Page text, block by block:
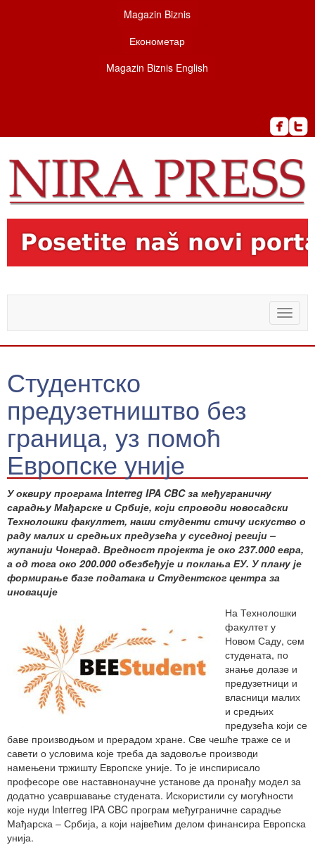
Magazin Biznis
Економетар
Magazin Biznis English
Toggle
Студентско
предузетништво без
граница, уз помоћ
Европске уније
У оквиру програма Interreg IPA CBC за међуграничну
сарадњу Мађарске и Србије, који спроводи новосадски
Технолошки факултет, наши студенти стичу искуство о
раду малих и средњих предузећа у суседној регији –
жупанији Чонград. Вредност пројекта је око 237.000 евра,
а од тога око 200.000 обезбеђује и поклања ЕУ. У плану је
формирање базе података и Студентског центра за
иновације
На Технолошки
факултет у
Новом Саду, сем
студената, по
знање долазе и
предузетници и
власници малих
и средњих
предузећа који се
баве производњом и прерадом хране. Све чешће траже се и
савети о условима које треба да задовоље производи
намењени тржишту Европске уније. То је инспирисало
професоре ове наставнонаучне установе да пронађу модел за
додатно усавршавање студената. Искористили су могућности
које нуди Interreg IPA CBC програм међуграничне сарадње
Мађарска – Србија, а који највећим делом финансира Европска
унија.